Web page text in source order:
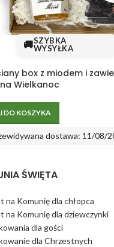
🚚SZYBKA
WYSYŁKA
box z miodem i
Wielkanoc
DO KOSZYKA
dostawa: 11/08/
ŚWIĘTA
na Komunię dla chłopca
na Komunię dla dziewczynki
dla gości
dla Chrzestnych